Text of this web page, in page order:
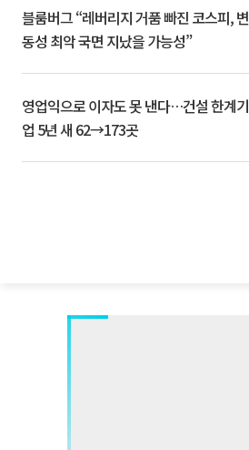
블룸버그 “레버리지 거품 빠진 코스피, 변
동성 최악 국면 지났을 가능성”
영업익으로 이자도 못 낸다…건설 한계기
업 5년 새 62→173곳